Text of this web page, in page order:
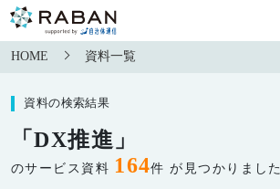
HOME 資料一覧
資料の検索結果
「DX推進」
のサービス資料 164件 が見つかりました